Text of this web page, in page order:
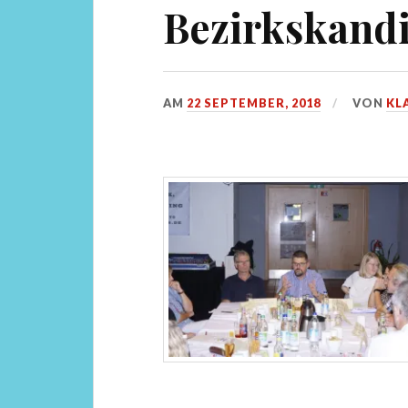
AM 22 SEPTEMBER, 2018 VON